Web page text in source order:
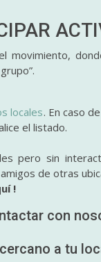
locales. En caso
el listado.
pero sin
de otras
!
con
a tu